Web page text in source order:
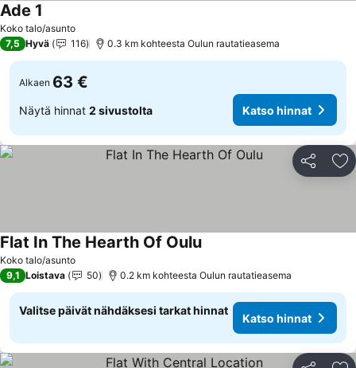
Koko talo/asunto
Ade 1
7,5 Hyvä 116 0.3 km kohteesta Oulun rautatieasema
Alkaen 63 €
Näytä hinnat 2 sivustolta Katso hinnat
Jaa
Koko talo/asunto
Flat In The Hearth Of OuluKatso hinnat
9,1 Loistava 50 0.2 km kohteesta Oulun rautatieasema
Valitse päivät nähdäksesi tarkat hinnat
Katso hinnat